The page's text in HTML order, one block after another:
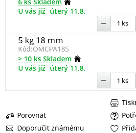
U vás již úterý 11.8.
5 kg 18 mm
Kód:OMCPA185
> 10 ks Skladem
U vás již úterý 11.8.
Porovnat
Doporučit známému